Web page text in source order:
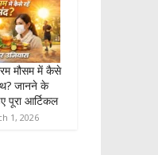
मौसम में कैसे
जानने के
पूरा आर्टिकल
1, 2026